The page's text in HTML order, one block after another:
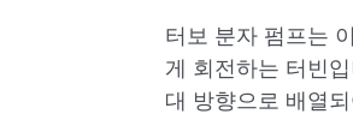
터보 분자 펌프는
게 회전하는 터빈
대 방향으로 배열